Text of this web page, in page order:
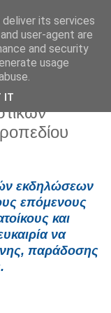
εκδηλώσεων
επόμενους
και
να
παράδοσης
its services
user-agent are
and security
usage
IT